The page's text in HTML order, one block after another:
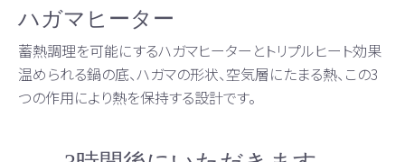
ハガマヒーター
蓄熱調理を可能にするハガマヒーターとトリプルヒート効果
温められる鍋の底、ハガマの形状、空気層にたまる熱、この3
つの作用により熱を保持する設計です。